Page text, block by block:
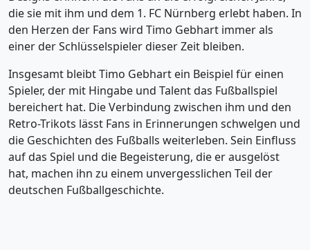
die sie mit ihm und dem 1. FC Nürnberg erlebt haben. In
den Herzen der Fans wird Timo Gebhart immer als
einer der Schlüsselspieler dieser Zeit bleiben.
Insgesamt bleibt Timo Gebhart ein Beispiel für einen
Spieler, der mit Hingabe und Talent das Fußballspiel
bereichert hat. Die Verbindung zwischen ihm und den
Retro-Trikots lässt Fans in Erinnerungen schwelgen und
die Geschichten des Fußballs weiterleben. Sein Einfluss
auf das Spiel und die Begeisterung, die er ausgelöst
hat, machen ihn zu einem unvergesslichen Teil der
deutschen Fußballgeschichte.